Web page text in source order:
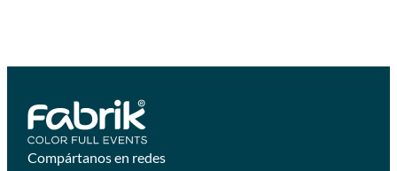
Compártanos en redes